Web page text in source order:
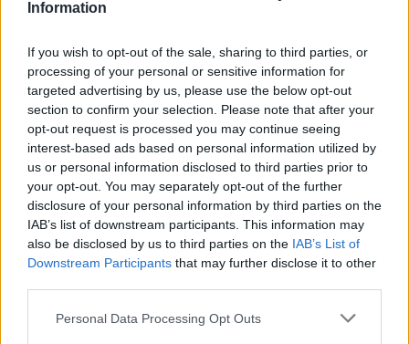
Information
If you wish to opt-out of the sale, sharing to third parties, or
processing of your personal or sensitive information for
targeted advertising by us, please use the below opt-out
section to confirm your selection. Please note that after your
opt-out request is processed you may continue seeing
interest-based ads based on personal information utilized by
us or personal information disclosed to third parties prior to
your opt-out. You may separately opt-out of the further
disclosure of your personal information by third parties on the
IAB’s list of downstream participants. This information may
also be disclosed by us to third parties on the IAB’s List of
Downstream Participants that may further disclose it to other
Personal Data Processing Opt Outs
Ψωρίαση: Τα νέα φάρμακα για την παχυσαρκία
ίσως προσφέρουν πρόσθε…
25 Ιουλίου 2026, 08:29